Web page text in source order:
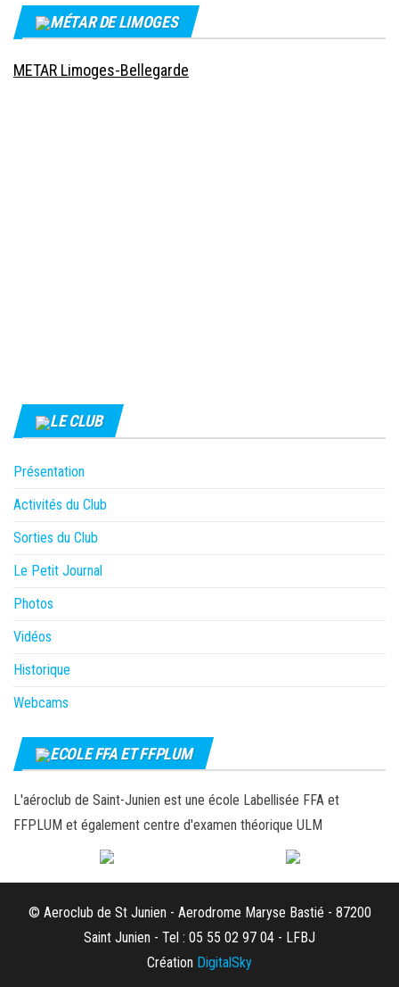
MÉTAR DE LIMOGES
METAR Limoges-Bellegarde
LE CLUB
Présentation
Activités du Club
Sorties du Club
Le Petit Journal
Photos
Vidéos
Historique
Webcams
ECOLE FFA ET FFPLUM
L'aéroclub de Saint-Junien est une école Labellisée FFA et
FFPLUM et également centre d'examen théorique ULM
© Aeroclub de St Junien - Aerodrome Maryse Bastié - 87200
Saint Junien - Tel : 05 55 02 97 04 - LFBJ
Création DigitalSky